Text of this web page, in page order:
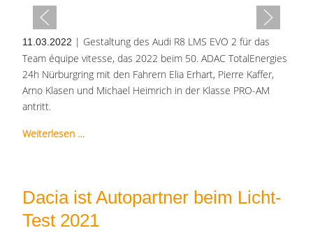
11.03.2022 | Gestaltung des Audi R8 LMS EVO 2 für das
Team équipe vitesse, das 2022 beim 50. ADAC TotalEnergies
24h Nürburgring mit den Fahrern Elia Erhart, Pierre Kaffer,
Arno Klasen und Michael Heimrich in der Klasse PRO-AM
antritt.
Weiterlesen …
Dacia ist Autopartner beim Licht-
Test 2021